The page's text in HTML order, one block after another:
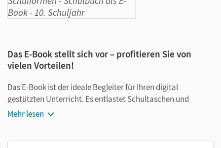
Das E-Book stellt sich vor – profitieren Sie von
vielen Vorteilen!
Das E-Book ist der ideale Begleiter für Ihren digital
gestützten Unterricht. Es entlastet Schultaschen und
Rucksäcke und ist jederzeit unkompliziert verfügbar.
Mehr lesen